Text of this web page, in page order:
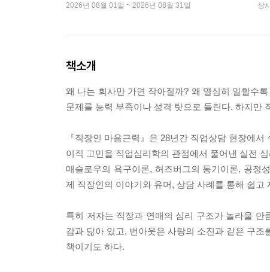
2026년 08월 01일 ~ 2026년 08월 31일 상시
책소개
왜 나는 회사만 가면 작아질까? 왜 열심히 일할수
문제를 능력 부족이나 성격 탓으로 돌린다. 하지만
『직장인 마음근력』은 28년간 직업상담 현장에
이직 고민을 직업심리학의 관점에서 풀어낸 실전
매슬로우의 욕구이론, 허즈버그의 동기이론, 공정
제 직장인의 이야기와 유머, 상담 사례를 통해 쉽고
특히 저자는 직장과 연애의 심리 구조가 놀라울
감과 닮아 있고, 번아웃은 사랑의 소진과 같은 구
책이기도 하다.